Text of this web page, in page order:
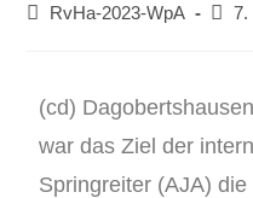
RvHa-2023-WpA 7.
(cd)
war das Ziel der
Springreiter (AJA)